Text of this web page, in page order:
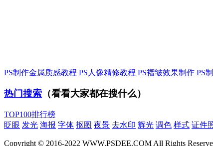
PS制作金属质感教程 PS人像精修教程 PS褶皱效果制作 PS
热门搜索 （看看大家都在搜什么）
TOP100排行榜
眨眼 发光 海报 字体 抠图 夜景 去水印 辉光 调色 样式 证件
Copyright © 2016-2022 WWW.PSDEE.COM All Rights